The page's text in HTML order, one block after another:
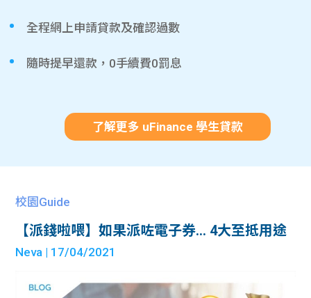
全程網上申請貸款及確認過數
隨時提早還款，0手續費0罰息
了解更多 uFinance 學生貸款
校園Guide
【派錢啦喂】如果派咗電子券… 4大至抵用途
Neva | 17/04/2021